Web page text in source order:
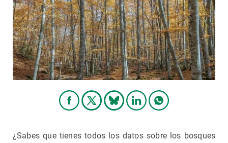
¿Sabes que tienes todos los datos sobre los bosques
NOTICIAS Y AGENDA